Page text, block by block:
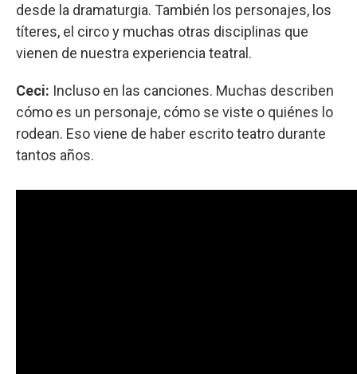
desde la dramaturgia. También los personajes, los
títeres, el circo y muchas otras disciplinas que
vienen de nuestra experiencia teatral.
Ceci: Incluso en las canciones. Muchas describen
cómo es un personaje, cómo se viste o quiénes lo
rodean. Eso viene de haber escrito teatro durante
tantos años.